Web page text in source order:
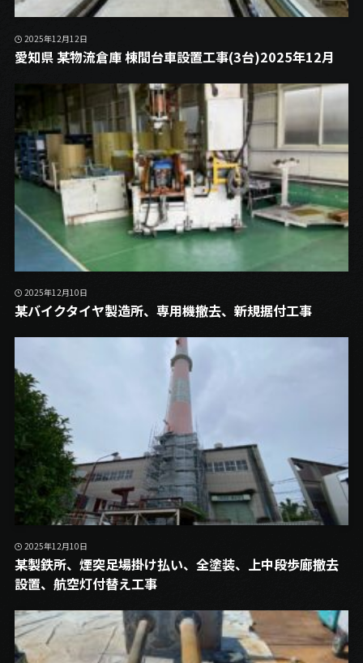
愛知県 某物流倉庫 棟間台車設置工事(3台)2025年12月
2025年12月12日
某バイクタイヤ製造所、専用機撤去、新規据付工事
2025年12月10日
某製鉄所、煙突足場掛け払い、全塗装、上中段歩廊撤去
設置、航空灯付替え工事
2025年12月10日